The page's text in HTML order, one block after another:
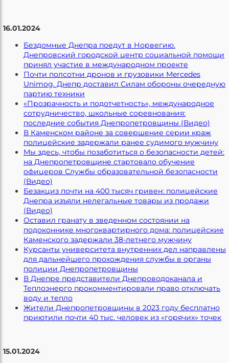
16.01.2024
Бездомные Днепра поедут в Норвегию.
Днепровский городской центр социальной помощи
принял участие в международном проекте
Почти полсотни дронов и грузовики Mercedes
Unimog. Днепр доставил Силам обороны очередную
партию техники
«Прозрачность и подотчетность», международное
сотрудничество, школьные соревнования:
последние события Днепропетровщины (Видео)
В Каменском районе за совершение серии краж
полицейские задержали ранее судимого мужчину
Мы здесь, чтобы позаботиться о безопасности детей:
на Днепропетровщине стартовало обучение
офицеров Службы образовательной безопасности
(Видео)
Безакциз почти на 400 тысяч гривен: полицейские
Днепра изъяли нелегальные товары из продажи
(Видео)
Оставил гранату в зведенном состоянии на
подоконнике многоквартирного дома: полицейские
Каменского задержали 38-летнего мужчину
Курсанты университета внутренних дел направлены
для дальнейшего прохождения службы в органы
полиции Днепропетровщины
В Днепре представители Днепроводоканала и
Теплоэнерго прокомментировали право отключать
воду и тепло
Жители Днепропетровщины в 2023 году бесплатно
приютили почти 40 тыс. человек из «горячих» точек
15.01.2024